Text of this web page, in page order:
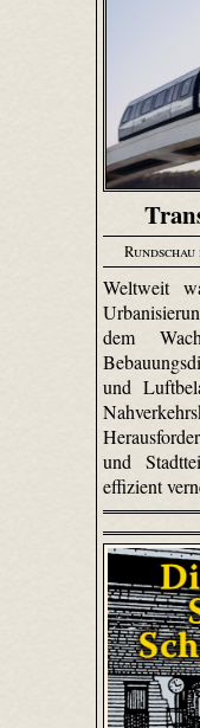
Weltweit
dem
und
und
effizient